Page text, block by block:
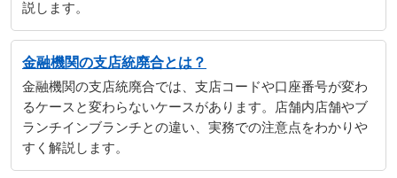
説します。
金融機関の支店統廃合とは？
金融機関の支店統廃合では、支店コードや口座番号が変わ
るケースと変わらないケースがあります。店舗内店舗やブ
ランチインブランチとの違い、実務での注意点をわかりや
すく解説します。